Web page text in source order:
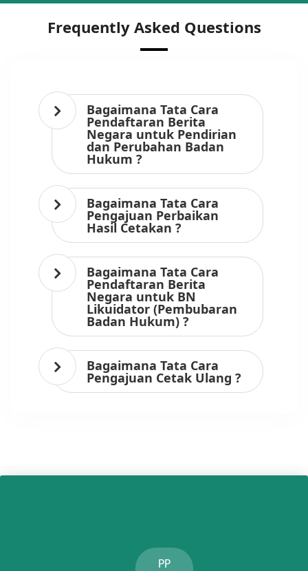
Frequently Asked Questions
Bagaimana Tata Cara
Pendaftaran Berita
Negara untuk Pendirian
dan Perubahan Badan
Hukum ?
Bagaimana Tata Cara
Pengajuan Perbaikan
Hasil Cetakan ?
Bagaimana Tata Cara
Pendaftaran Berita
Negara untuk BN
Likuidator (Pembubaran
Badan Hukum) ?
Bagaimana Tata Cara
Pengajuan Cetak Ulang ?
PP